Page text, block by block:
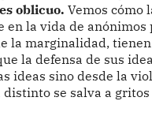
oblicuo. Vemos cómo
la vida de anónimos
la marginalidad,
la defensa de sus
ideas sino desde la
se salva a gritos